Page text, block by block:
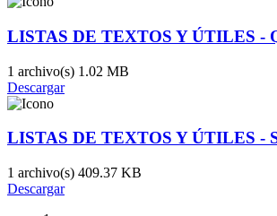
LISTAS DE TEXTOS Y ÚTILES -
1 archivo(s) 1.02 MB
Descargar
LISTAS DE TEXTOS Y ÚTILES -
1 archivo(s) 409.37 KB
Descargar